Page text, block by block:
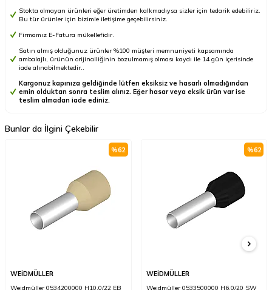
Stokta olmayan ürünleri eğer üretimden kalkmadıysa sizler için tedarik edebiliriz.
Bu tür ürünler için bizimle iletişime geçebilirsiniz.
Firmamız E-Fatura mükellefidir.
Satın almış olduğunuz ürünler %100 müşteri memnuniyeti kapsamında
ambalajlı, ürünün orijinalliğinin bozulmamış olması kaydı ile 14 gün içerisinde
iade alınabilmektedir..
Kargonuz kapınıza geldiğinde lütfen eksiksiz ve hasarlı olmadığından
emin olduktan sonra teslim alınız. Eğer hasar veya eksik ürün var ise
teslim almadan iade ediniz.
Bunlar da İlgini Çekebilir
%62
WEİDMÜLLER
Weidmüller 0534200000 H10,0/22 EB
%62
WEİDMÜLLER
Weidmüller 0533500000 H6,0/20 SW